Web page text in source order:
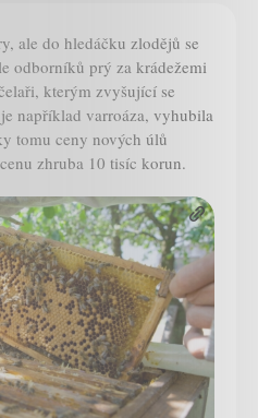
ale do hledáčku zlodějů se
odborníků prý za krádežemi
kterým zvyšující se
například varroáza, vyhubila
tomu ceny nových úlů
zhruba 10 tisíc korun.